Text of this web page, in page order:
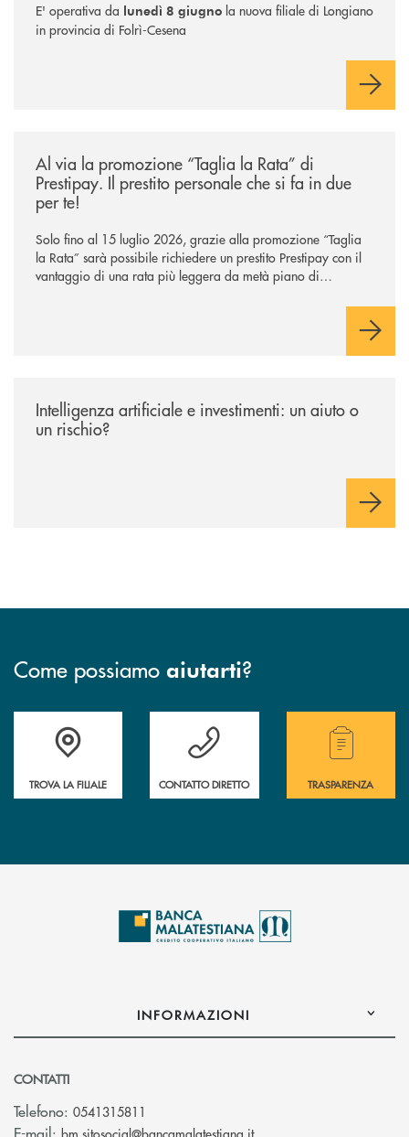
E' operativa da lunedì 8 giugno la nuova filiale di Longiano
in provincia di Folrì-Cesena
Al via la promozione “Taglia la Rata” di
Prestipay. Il prestito personale che si fa in due
per te!
Solo fino al 15 luglio 2026, grazie alla promozione “Taglia
la Rata” sarà possibile richiedere un prestito Prestipay con il
vantaggio di una rata più leggera da metà piano di
Intelligenza artificiale e investimenti: un aiuto o
un rischio?
Come possiamo aiutarti?
Trova la filiale più vicina a te.
TROVA LA FILIALE
Hai bisogno di assistenza ?&nbsp;
CONTATTO DIRETTO
Hai bisogno di
TRASPARENZA
INFORMAZIONI
CONTATTI
Telefono: 0541315811
(si apre l’app di posta